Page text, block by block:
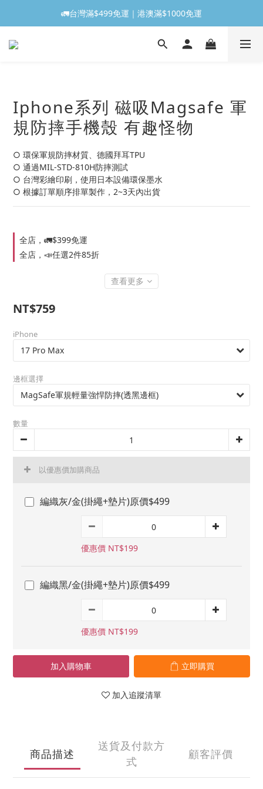
🚛台灣滿$499免運｜港澳滿$1000免運
Iphone系列 磁吸Magsafe 軍
規防摔手機殼 有趣怪物
○ 環保軍規防摔材質、德國拜耳TPU
○ 通過MIL-STD-810H防摔測試
○ 台灣彩繪印刷，使用日本設備環保墨水
○ 根據訂單順序排單製作，2~3天內出貨
全店，🚛$399免運
全店，📣任選2件85折
查看更多
NT$759
iPhone
邊框選擇
數量
以優惠價加購商品
編織灰/金(掛繩+墊片)原價$499
優惠價 NT$199
編織黑/金(掛繩+墊片)原價$499
優惠價 NT$199
加入購物車 立即購買
加入追蹤清單
商品描述
送貨及付款方
式
顧客評價